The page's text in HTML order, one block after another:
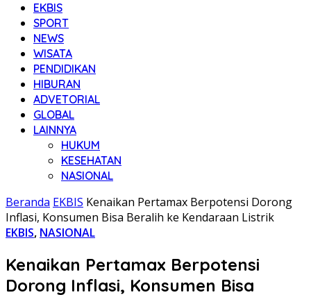
EKBIS
SPORT
NEWS
WISATA
PENDIDIKAN
HIBURAN
ADVETORIAL
GLOBAL
LAINNYA
HUKUM
KESEHATAN
NASIONAL
Beranda EKBIS Kenaikan Pertamax Berpotensi Dorong
Inflasi, Konsumen Bisa Beralih ke Kendaraan Listrik
EKBIS, NASIONAL
Kenaikan Pertamax Berpotensi
Dorong Inflasi, Konsumen Bisa